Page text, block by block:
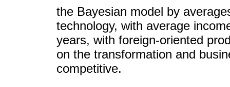
the Bayesian model by
technology, with average
years, with foreign-oriented
on the transformation and
competitive.